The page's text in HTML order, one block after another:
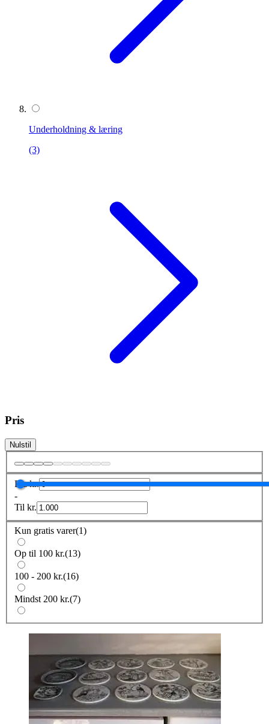
Underholdning & læring
(3)
Pris
Nulstil
Frakr.
-
Til kr.
Kun gratis varer(1)
Op til 100 kr.(13)
100 - 200 kr.(16)
Mindst 200 kr.(7)